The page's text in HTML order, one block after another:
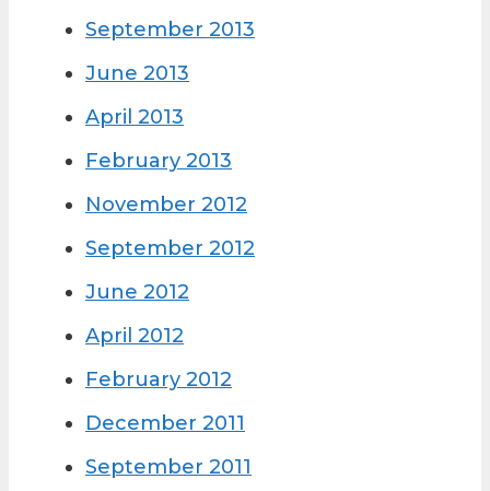
September 2013
June 2013
April 2013
February 2013
November 2012
September 2012
June 2012
April 2012
February 2012
December 2011
September 2011